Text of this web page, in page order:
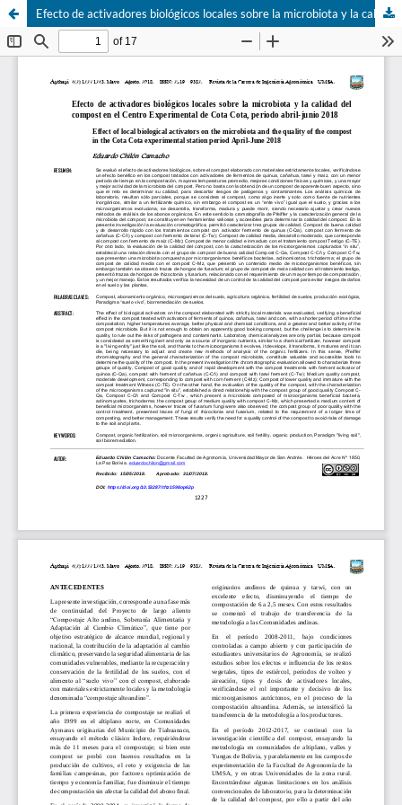
Efecto de activadores biológicos locales sobre la microbiota y la calidad del compost en el Centro Experimental de Cota Cota, periodo abril-junio 2018